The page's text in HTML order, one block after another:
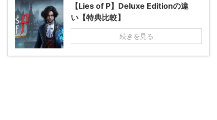
【Lies of P】Deluxe Editionの違
い【特典比較】
続きを見る